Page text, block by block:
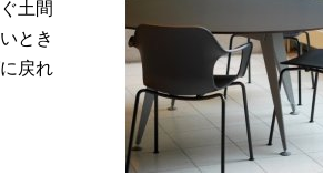
土間
とき
戻れ